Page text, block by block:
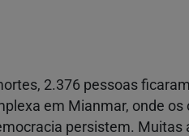
2.376 pessoas
em Mianmar, onde os
persistem. Muitas